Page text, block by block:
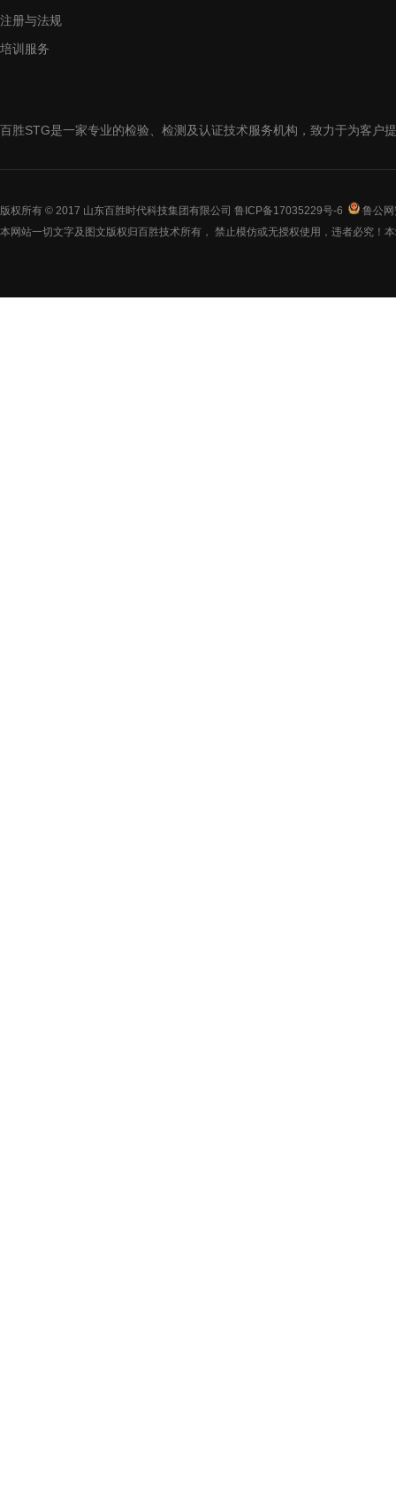
注册与法规
培训服务
百胜STG是一家专业的检验、检测及认证技术服务机构，致力于为客户
版权所有 © 2017 山东百胜时代科技集团有限公司 鲁ICP备17035229号-6
鲁公
本网站一切文字及图文版权归百胜技术所有， 禁止模仿或无授权使用，违者必究！